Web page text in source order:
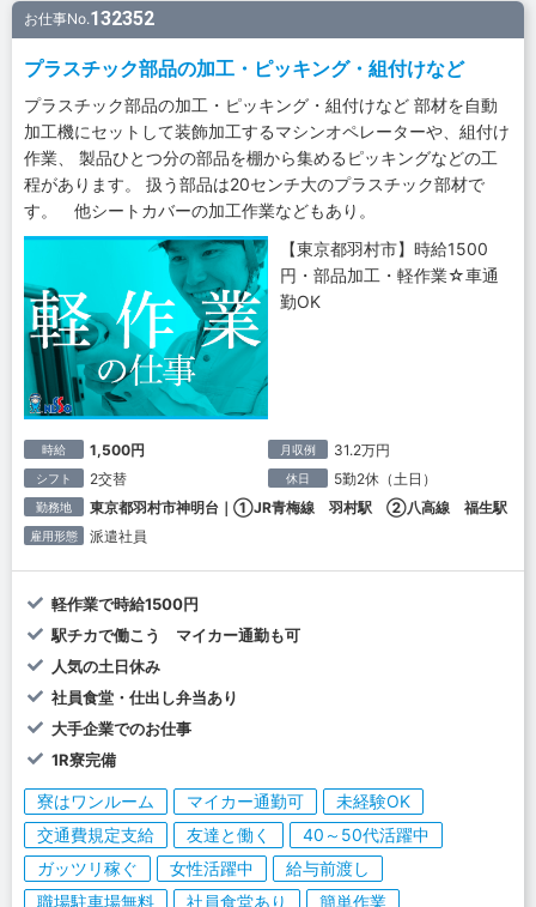
お仕事No.132352
プラスチック部品の加工・ピッキング・組付けなど
プラスチック部品の加工・ピッキング・組付けなど 部材を自動
加工機にセットして装飾加工するマシンオペレーターや、組付け
作業、 製品ひとつ分の部品を棚から集めるピッキングなどの工
程があります。 扱う部品は20センチ大のプラスチック部材で
す。 他シートカバーの加工作業などもあり。
【東京都羽村市】時給1500
円・部品加工・軽作業☆車通
勤OK
時給 1,500円 月収例 31.2万円
シフト 2交替 休日 5勤2休（土日）
勤務地 東京都羽村市神明台｜①JR青梅線 羽村駅 ②八高線 福生駅
雇用形態 派遣社員
軽作業で時給1500円
駅チカで働こう マイカー通勤も可
人気の土日休み
社員食堂・仕出し弁当あり
大手企業でのお仕事
1R寮完備
寮はワンルーム マイカー通勤可
未経験OK
交通費規定支給
友達と働く
40～50代活躍中
ガッツリ稼ぐ
女性活躍中
給与前渡し
職場駐車場無料
社員食堂あり 簡単作業